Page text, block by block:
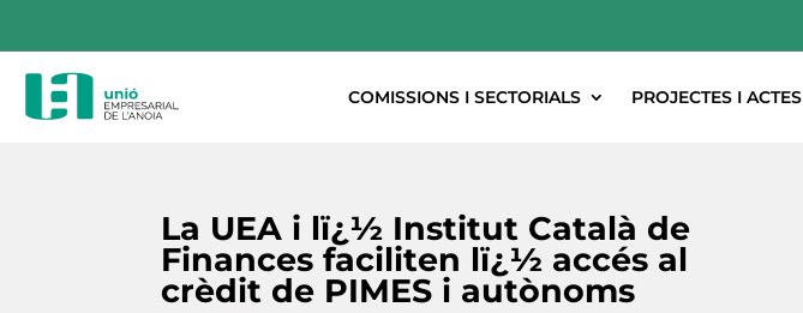
COMISSIONS I SECTORIALS PROJECTES I ACTES
La UEA i lï¿½ Institut Català de
Finances faciliten lï¿½ accés al
crèdit de PIMES i autònoms